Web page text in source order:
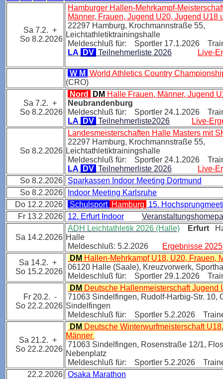
Sa 7.2. +
So 8.2.2026
Hamburger Hallen-Mehrkampf-
Männer, Frauen, Jugend U20, Jugend U18
22297 Hamburg, Krochmannstraße 55,
Leichtathletiktrainingshalle
Meldeschluß für: Sportler 17.1.2026
LA
DV Teilnehmerliste 2026 Live-
W M World Athletics Country
(CRO)
Sa 7.2. +
So 8.2.2026
Nord DM Halle Frauen, Männer, Jugend
Neubrandenburg
Meldeschluß für: Sportler 24.1.2026
LA
DV Teilnehmerliste2026 Live-
So 8.2.2026
Landesmeisterschaften Halle Masters mit
22297 Hamburg, Krochmannstraße 55,
Leichtathletiktrainingshalle
Meldeschluß für: Sportler 24.1.2026
LA
DV Teilnehmerliste 2026
Live-
So 8.2.2026
Sparkassen Indoor Meeting Dortmund
So 8.2.2026
Indoor Meeting Karlsruhe
Do 12.2.2026
Schulsport Hamburg 15.
Fr 13.2.2026
12. Erfurt Indoor
Sa 14.2.2026
ADH Leichtathletik 2026 (Halle) Erfurt
Halle
Meldeschluß: 5.2.2026
Ergebnisse 2025
Sa 14.2. +
So 15.2.2026
DM Hallen-Mehrkampf U18, U20, Frauen,
06120 Halle (Saale), Kreuzvorwerk,
Meldeschluß für: Sportler 29.1.2026
Fr 20.2. -
So 22.2.2026
DM Deutsche Hallenmeisterschaft Jugend
71063 Sindelfingen, Rudolf-Harbig-Str. 10,
Sindelfingen
Meldeschluß für: Sportler 5.2.2026
Sa 21.2. +
So 22.2.2026
DM Deutsche Winterwurfmeisterschaft
Männer
71063 Sindelfingen, Rosenstraße 12/1,
Nebenplatz
Meldeschluß für: Sportler 5.2.2026
22.2.2026 Osaka Marathon